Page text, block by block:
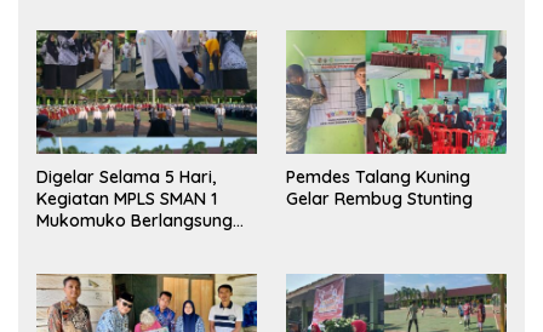
Digelar Selama 5 Hari,
Kegiatan MPLS SMAN 1
Mukomuko Berlangsung
Pemdes Talang Kuning
Gelar Rembug Stunting